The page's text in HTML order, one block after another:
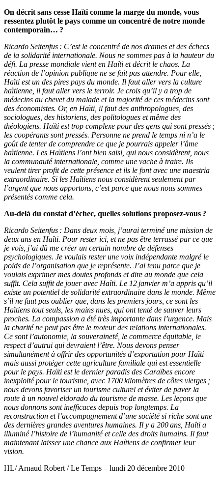
On décrit sans cesse Haïti comme la marge du monde, vous
ressentez plutôt le pays comme un concentré de notre monde
contemporain… ?
Ricardo Seitenfus : C’est le concentré de nos drames et des échecs
de la solidarité internationale. Nous ne sommes pas à la hauteur du
défi. La presse mondiale vient en Haïti et décrit le chaos. La
réaction de l’opinion publique ne se fait pas attendre. Pour elle,
Haïti est un des pires pays du monde. Il faut aller vers la culture
haïtienne, il faut aller vers le terroir. Je crois qu’il y a trop de
médecins au chevet du malade et la majorité de ces médecins sont
des économistes. Or, en Haïti, il faut des anthropologues, des
sociologues, des historiens, des politologues et même des
théologiens. Haïti est trop complexe pour des gens qui sont pressés ;
les coopérants sont pressés. Personne ne prend le temps ni n’a le
goût de tenter de comprendre ce que je pourrais appeler l’âme
haïtienne. Les Haïtiens l’ont bien saisi, qui nous considèrent, nous
la communauté internationale, comme une vache à traire. Ils
veulent tirer profit de cette présence et ils le font avec une maestria
extraordinaire. Si les Haïtiens nous considèrent seulement par
l’argent que nous apportons, c’est parce que nous nous sommes
présentés comme cela.
Au-delà du constat d’échec, quelles solutions proposez-vous ?
Ricardo Seitenfus : Dans deux mois, j’aurai terminé une mission de
deux ans en Haïti. Pour rester ici, et ne pas être terrassé par ce que
je vois, j’ai dû me créer un certain nombre de défenses
psychologiques. Je voulais rester une voix indépendante malgré le
poids de l’organisation que je représente. J’ai tenu parce que je
voulais exprimer mes doutes profonds et dire au monde que cela
suffit. Cela suffit de jouer avec Haïti. Le 12 janvier m’a appris qu’il
existe un potentiel de solidarité extraordinaire dans le monde. Même
s’il ne faut pas oublier que, dans les premiers jours, ce sont les
Haïtiens tout seuls, les mains nues, qui ont tenté de sauver leurs
proches. La compassion a été très importante dans l’urgence. Mais
la charité ne peut pas être le moteur des relations internationales.
Ce sont l’autonomie, la souveraineté, le commerce équitable, le
respect d’autrui qui devraient l’être. Nous devons penser
simultanément à offrir des opportunités d’exportation pour Haïti
mais aussi protéger cette agriculture familiale qui est essentielle
pour le pays. Haïti est le dernier paradis des Caraïbes encore
inexploité pour le tourisme, avec 1700 kilomètres de côtes vierges ;
nous devons favoriser un tourisme culturel et éviter de paver la
route à un nouvel eldorado du tourisme de masse. Les leçons que
nous donnons sont inefficaces depuis trop longtemps. La
reconstruction et l’accompagnement d’une société si riche sont une
des dernières grandes aventures humaines. Il y a 200 ans, Haïti a
illuminé l’histoire de l’humanité et celle des droits humains. Il faut
maintenant laisser une chance aux Haïtiens de confirmer leur
vision.
HL/ Arnaud Robert / Le Temps – lundi 20 décembre 2010